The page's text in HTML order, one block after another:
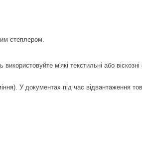
степлером.
м'які текстильні або віскозні
У документах під час відвантаження